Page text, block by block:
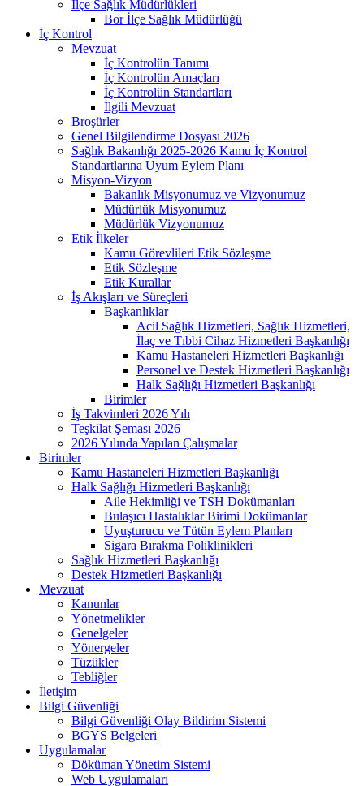
İlçe Sağlık Müdürlükleri
Bor İlçe Sağlık Müdürlüğü
İç Kontrol
Mevzuat
İç Kontrolün Tanımı
İç Kontrolün Amaçları
İç Kontrolün Standartları
İlgili Mevzuat
Broşürler
Genel Bilgilendirme Dosyası 2026
Sağlık Bakanlığı 2025-2026 Kamu İç Kontrol
Standartlarına Uyum Eylem Planı
Misyon-Vizyon
Bakanlık Misyonumuz ve Vizyonumuz
Müdürlük Misyonumuz
Müdürlük Vizyonumuz
Etik İlkeler
Kamu Görevlileri Etik Sözleşme
Etik Sözleşme
Etik Kurallar
İş Akışları ve Süreçleri
Başkanlıklar
Acil Sağlık Hizmetleri, Sağlık Hizmetleri,
İlaç ve Tıbbi Cihaz Hizmetleri Başkanlığı
Kamu Hastaneleri Hizmetleri Başkanlığı
Personel ve Destek Hizmetleri Başkanlığı
Halk Sağlığı Hizmetleri Başkanlığı
Birimler
İş Takvimleri 2026 Yılı
Teşkilat Şeması 2026
2026 Yılında Yapılan Çalışmalar
Birimler
Kamu Hastaneleri Hizmetleri Başkanlığı
Halk Sağlığı Hizmetleri Başkanlığı
Aile Hekimliği ve TSH Dokümanları
Bulaşıcı Hastalıklar Birimi Dokümanlar
Uyuşturucu ve Tütün Eylem Planları
Sigara Bırakma Poliklinikleri
Sağlık Hizmetleri Başkanlığı
Destek Hizmetleri Başkanlığı
Mevzuat
Kanunlar
Yönetmelikler
Genelgeler
Yönergeler
Tüzükler
Tebliğler
İletişim
Bilgi Güvenliği
Bilgi Güvenliği Olay Bildirim Sistemi
BGYS Belgeleri
Uygulamalar
Döküman Yönetim Sistemi
Web Uygulamaları